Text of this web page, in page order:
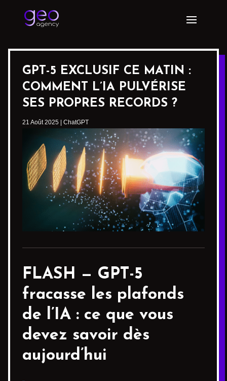
GPT-5 EXCLUSIF CE MATIN :
COMMENT L’IA PULVÉRISE
SES PROPRES RECORDS ?
21 Août 2025 ChatGPT
FLASH — GPT-5
fracasse les plafonds
de l’IA : ce que vous
devez savoir dès
aujourd’hui